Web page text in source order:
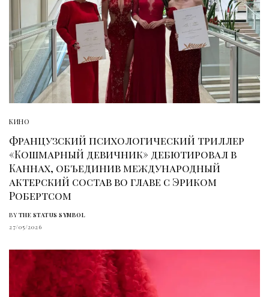
КИНО
Французский психологический триллер
«Кошмарный девичник» дебютировал в
Каннах, объединив международный
актерский состав во главе с Эриком
Робертсом
BY THE STATUS SYMBOL
27/05/2026